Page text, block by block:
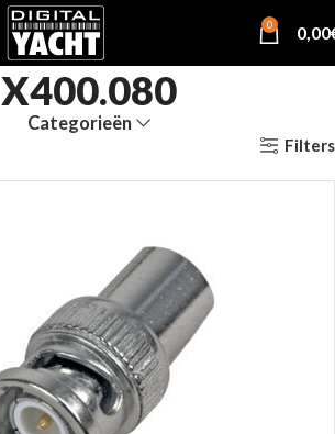
0 0,00
X400.080
Categorieën
Filters